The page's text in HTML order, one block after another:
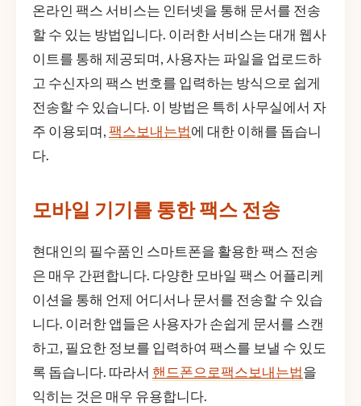
온라인 팩스 서비스는 인터넷을 통해 문서를 전송
할 수 있는 방법입니다. 이러한 서비스는 대개 웹사
이트를 통해 제공되며, 사용자는 파일을 업로드하
고 수신자의 팩스 번호를 입력하는 방식으로 쉽게
전송할 수 있습니다. 이 방법은 특히 사무실에서 자
주 이용되며, 팩스보내는법에 대한 이해를 돕습니
다.
모바일 기기를 통한 팩스 전송
현대인의 필수품인 스마트폰을 활용한 팩스 전송
은 매우 간편합니다. 다양한 모바일 팩스 어플리케
이션을 통해 언제 어디서나 문서를 전송할 수 있습
니다. 이러한 앱들은 사용자가 손쉽게 문서를 스캔
하고, 필요한 정보를 입력하여 팩스를 보낼 수 있도
록 돕습니다. 따라서 핸드폰으로팩스보내는법을
익히는 것은 매우 유용합니다.